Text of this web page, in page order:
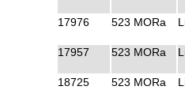
17976 523 MORa
17957 523 MORa
18725 523 MORa